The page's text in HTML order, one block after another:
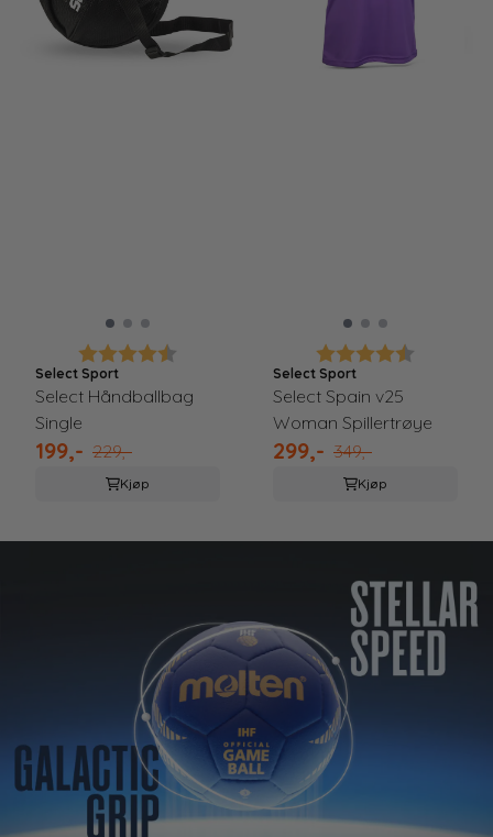
Karakter:
Select Sport
Select Håndballbag
Single
199,- 229,-
Kjøp
Karakter:
Select Sport
Select Spain v25
Woman Spillertrøye
299,- 349,-
Kjøp